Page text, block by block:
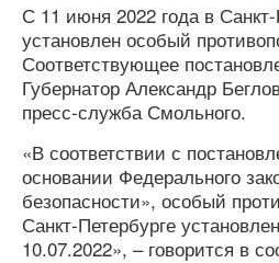
С 11 июня 2022 года в
установлен особый
Соответствующее
Губернатор Александр
пресс-служба Смольного.
«В соответствии с
основании Федерального
безопасности», особый
Санкт‑Петербурге
10.07.2022», – говорится в